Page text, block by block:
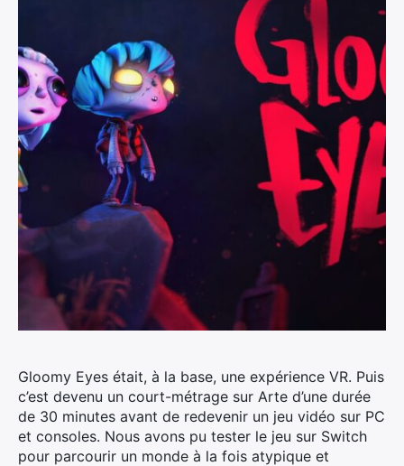
Gloomy Eyes était, à la base, une expérience VR. Puis
c’est devenu un court-métrage sur Arte d’une durée
de 30 minutes avant de redevenir un jeu vidéo sur PC
et consoles. Nous avons pu tester le jeu sur Switch
pour parcourir un monde à la fois atypique et